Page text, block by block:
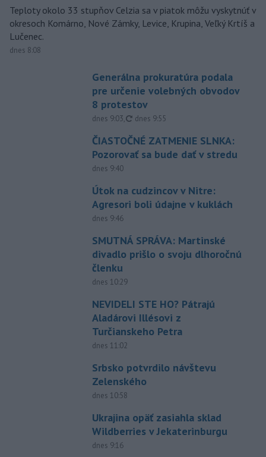
Teploty okolo 33 stupňov Celzia sa v piatok môžu vyskytnúť v
okresoch Komárno, Nové Zámky, Levice, Krupina, Veľký Krtíš a
Lučenec.
dnes 8:08
Generálna prokuratúra podala
pre určenie volebných obvodov
8 protestov
dnes 9:03, aktualizované
dnes 9:55
ČIASTOČNÉ ZATMENIE SLNKA:
Pozorovať sa bude dať v stredu
dnes 9:40
Útok na cudzincov v Nitre:
Agresori boli údajne v kuklách
dnes 9:46
SMUTNÁ SPRÁVA: Martinské
divadlo prišlo o svoju dlhoročnú
členku
dnes 10:29
NEVIDELI STE HO? Pátrajú
Aladárovi Illésovi z
Turčianskeho Petra
dnes 11:02
Srbsko potvrdilo návštevu
Zelenského
dnes 10:58
Ukrajina opäť zasiahla sklad
Wildberries v Jekaterinburgu
dnes 9:16